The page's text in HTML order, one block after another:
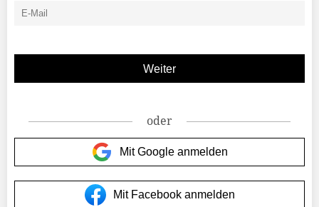
oder
Mit Google anmelden
Mit Facebook anmelden